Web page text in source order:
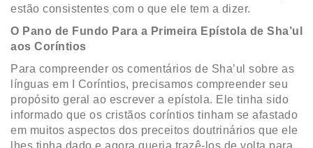
estão consistentes com o que ele tem a dizer.
O Pano de Fundo Para a Primeira Epístola de Sha’ul
aos Coríntios
Para compreender os comentários de Sha’ul sobre as
línguas em I Coríntios, precisamos compreender seu
propósito geral ao escrever a epístola. Ele tinha sido
informado que os cristãos coríntios tinham se afastado
em muitos aspectos dos preceitos doutrinários que ele
lhes tinha dado e agora queria trazê-los de volta para